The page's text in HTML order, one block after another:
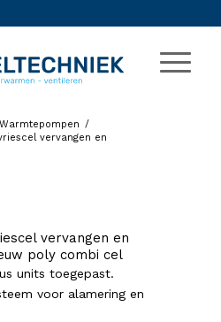
Warmtepompen /
vervangen en
vervangen en
poly combi cel
units toegepast.
voor alamering en